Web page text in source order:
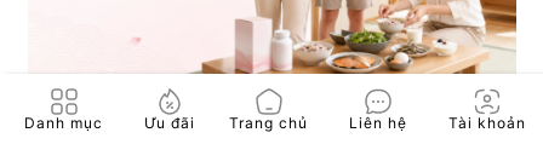
Danh mục Ưu đãi Trang chủ Liên hệ Tài khoản
Giải pháp tăng chiều cao tuổi dậy thì với sản phẩm Nhật
38
07/08/2026